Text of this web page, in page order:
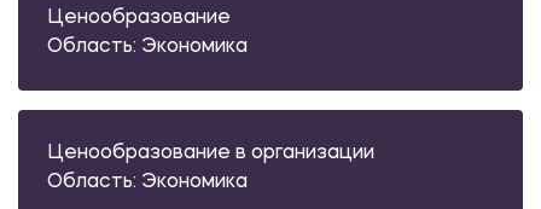
Ценообразование
Область: Экономика
Ценообразование в организации
Область: Экономика